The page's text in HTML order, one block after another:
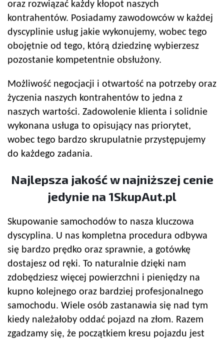
oraz rozwiązać każdy kłopot naszych
kontrahentów. Posiadamy zawodowców w każdej
dyscyplinie usług jakie wykonujemy, wobec tego
obojętnie od tego, którą dziedzinę wybierzesz
pozostanie kompetentnie obsłużony.
Możliwość negocjacji i otwartość na potrzeby oraz
życzenia naszych kontrahentów to jedna z
naszych wartości. Zadowolenie klienta i solidnie
wykonana usługa to opisujący nas priorytet,
wobec tego bardzo skrupulatnie przystępujemy
do każdego zadania.
Najlepsza jakość w najniższej cenie
jedynie na 1SkupAut.pl
Skupowanie samochodów to nasza kluczowa
dyscyplina. U nas kompletna procedura odbywa
się bardzo prędko oraz sprawnie, a gotówkę
dostajesz od ręki. To naturalnie dzięki nam
zdobędziesz więcej powierzchni i pieniędzy na
kupno kolejnego oraz bardziej profesjonalnego
samochodu. Wiele osób zastanawia się nad tym
kiedy należałoby oddać pojazd na złom. Razem
zgadzamy się, że początkiem kresu pojazdu jest